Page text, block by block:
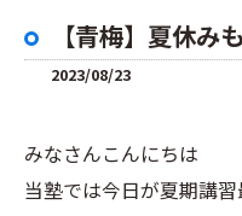
【青梅】夏休み
2023/08/23
みなさんこんにちは
当塾では今日が夏期講